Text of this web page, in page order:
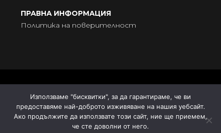
ПРАВНА ИНФОРМАЦИЯ
Политика на поверителност
© BULGARIA-ESTATE - Всички права запазени. Адрес:
бул. „Княгиня Мария Луиза“ № 9, ет. 5, 9000 Варна |
Поддръжка от ДомГрид| Синхронизация отEstate Site
Използваме "бисквитки", за да гарантираме, че ви
предоставяме най-доброто изживяване на нашия уебсайт.
Ако продължите да използвате този сайт, ние ще приемем,
че сте доволни от него.